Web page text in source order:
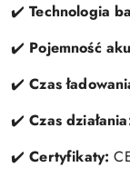
✔️Technologia
✔️ Pojemność
✔️Czas
✔️Czas
✔️Certyfikaty: